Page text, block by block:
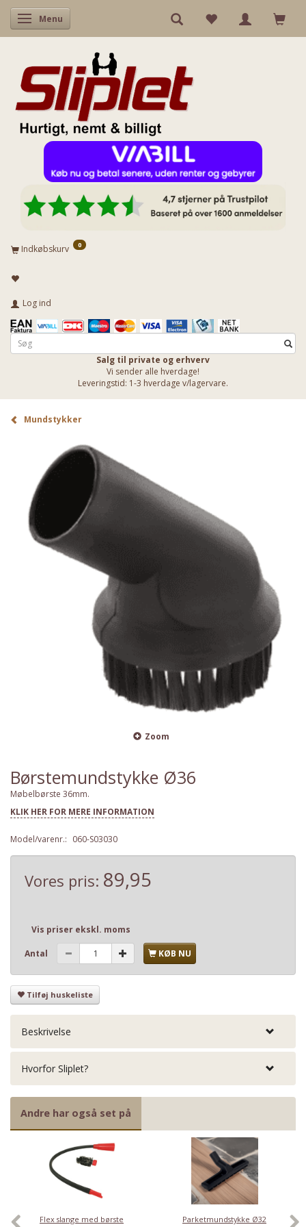
Skifte navigation
Menu
Indkøbskurv 0
Log ind
Salg til private og erhverv
Vi sender alle hverdage!
Leveringstid: 1-3 hverdage v/lagervare.
Mundstykker
Zoom
Børstemundstykke Ø36
Møbelbørste 36mm.
KLIK HER FOR MERE INFORMATION
Model/varenr.: 060-S03030
Vores pris: 89,95
Vis priser ekskl. moms
Antal KØB NU
Tilføj huskeliste
Beskrivelse
Hvorfor Sliplet?
Andre har også set på
Flex slange med børste Parketmundstykke Ø32